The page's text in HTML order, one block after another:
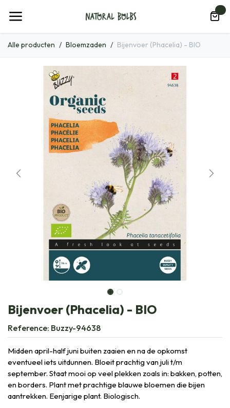
Alle producten Bloemzaden Bijenvoer (Phacelia) - BIO
Bijenvoer (Phacelia) - BIO
Reference: Buzzy-94638
Midden april-half juni buiten zaaien en na de opkomst
eventueel iets uitdunnen. Bloeit prachtig van juli t/m
september. Staat mooi op veel plekken zoals in: bakken, potten,
en borders. Plant met prachtige blauwe bloemen die bijen
aantrekken. Eenjarige plant. Biologisch.